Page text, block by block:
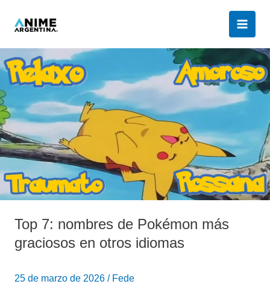
Top 7: nombres de Pokémon más
graciosos en otros idiomas
25 de marzo de 2026 / Fede
Top
7:
nombres
Pokémon
más
graciosos
en
otros
idiomas